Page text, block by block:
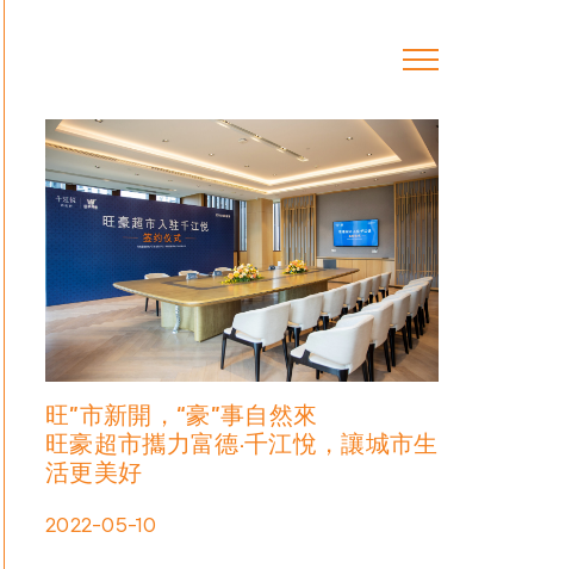
旺”市新開，“豪”事自然來
旺豪超市攜力富德·千江悅，讓城市生
活更美好
2022-05-10